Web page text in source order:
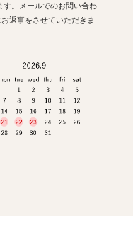
す。メールでのお問い合わ
返事をさせていただきま